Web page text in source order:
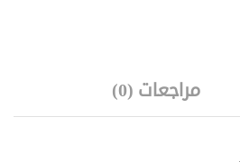
مراجعات (0)